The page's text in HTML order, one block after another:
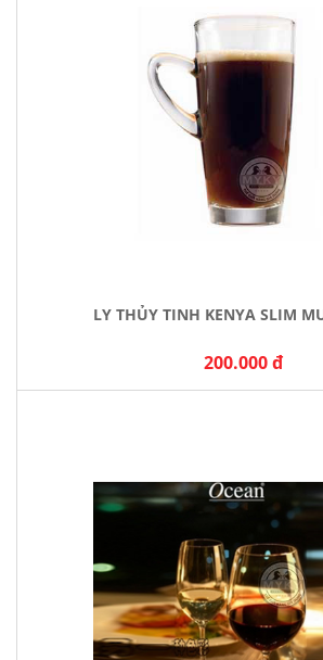
LY THỦY TINH KENYA SLIM
200.000 đ